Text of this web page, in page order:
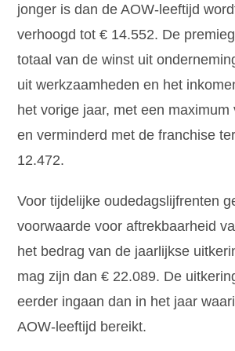
jonger is dan de AOW-leeftijd
verhoogd tot € 14.552. De
totaal van de winst uit
uit werkzaamheden en het
het vorige jaar, met een maximum
en verminderd met de franchise
12.472.
Voor tijdelijke oudedagslijfrenten
voorwaarde voor aftrekbaarheid
het bedrag van de jaarlijkse
mag zijn dan € 22.089. De
eerder ingaan dan in het jaar
AOW-leeftijd bereikt.